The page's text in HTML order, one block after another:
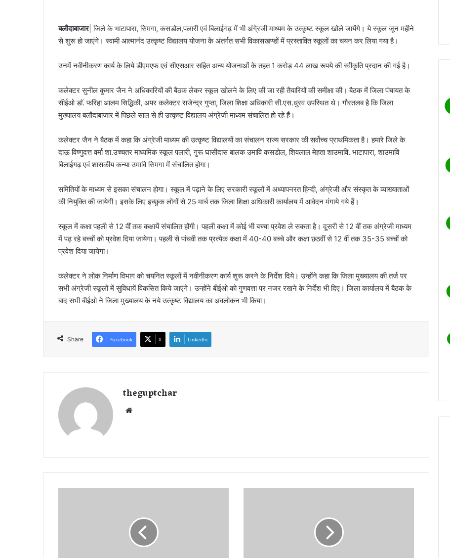
बलौदाबाजार| जिले के भाटापारा, सिमगा, कसडोल,पलारी एवं बिलाईगढ़ में भी अंगे्रजी माध्यम के उत्कृष्ट स्कूल खोले जायेंगे। ये स्कूल जून महीने
से शुरू हो जाएंगे। स्वामी आत्मानंद उत्कृष्ट विद्यालय योजना के अंतर्गत सभी विकासखण्डों में प्रस्तावित स्कूलों का चयन कर लिया गया है।
उनमें नवीनीकरण कार्य के लिये डीएमएफ एवं सीएसआर सहित अन्य योजनाओं के तहत 1 करोड़ 44 लाख रूपये की स्वीकृति प्रदान की गई है।
कलेक्टर सुनील कुमार जैन ने अधिकारियों की बैठक लेकर स्कूल खोलने के लिए की जा रही तैयारियों की समीक्षा की। बैठक में जिला पंचायत के
सीईओ डाॅ. फरिहा आलम सिद्धिकी, अपर कलेक्टर राजेन्द्र गुप्ता, जिला शिक्षा अधिकारी सी.एस.धु्रव उपस्थित थे। गौरतलब है कि जिला
मुख्यालय बलौदाबाजार में पिछले साल से ही उत्कृष्ट विद्यालय अंग्रेजी माध्यम संचालित हो रहे हैं।
कलेक्टर जैन ने बैठक में कहा कि अंग्रेजी माध्यम की उत्कृष्ट विद्यालयों का संचालन राज्य सरकार की सर्वोच्च प्राथमिकता है। हमारे जिले के
दाऊ विष्णुदत्त वर्मा शा.उच्चतर माध्यमिक स्कूल पलारी, गुरू घासीदास बालक उमावि कसडोल, शिवलाल मेहता शाउमावि. भाटापारा, शाउमावि
बिलाईगढ़ एवं शासकीय कन्या उमावि सिमगा में संचालित होगा।
समितियों के माध्यम से इसका संचालन होगा। स्कूल में पढ़ाने के लिए सरकारी स्कूलों में अध्यापनरत हिन्दी, अंग्रेजी और संस्कृत के व्याख्याताओं
की नियुक्ति की जायेगी। इसके लिए इच्छुक लोगों से 25 मार्च तक जिला शिक्षा अधिकारी कार्यालय में आवेदन मंगाये गये हैं।
स्कूल में कक्षा पहली से 12 वीं तक कक्षायें संचालित होंगी। पहली कक्षा में कोई भी बच्चा प्रवेश ले सकता है। दूसरी से 12 वीं तक अंग्रेजी माध्यम
में पढ़ रहे बच्चों को प्रवेश दिया जायेगा। पहली से पांचवी तक प्रत्येक कक्षा में 40-40 बच्चे और कक्षा छठवीं से 12 वीं तक 35-35 बच्चों को
प्रवेश दिया जायेगा।
कलेक्टर ने लोक निर्माण विभाग को चयनित स्कूलों में नवीनीकरण कार्य शुरू करने के निर्देश दिये। उन्होंने कहा कि जिला मुख्यालय की तर्ज पर
सभी अंग्रेजी स्कूलों में सुविधायें विकसित किये जाएंगे। उन्होंने बीईओ को गुणवत्ता पर नजर रखने के निर्देश भी दिए। जिला कार्यालय में बैठक के
बाद सभी बीईओ ने जिला मुख्यालय के नये उत्कृष्ट विद्यालय का अवलोकन भी किया।
Share Facebook X LinkedIn
theguptchar